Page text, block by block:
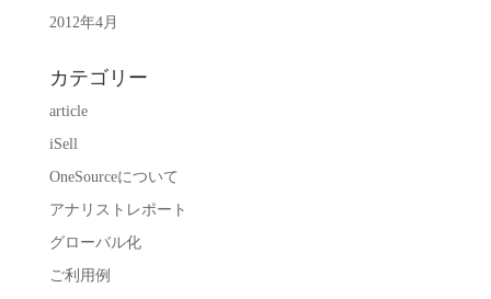
2012年4月
カテゴリー
article
iSell
OneSourceについて
アナリストレポート
グローバル化
ご利用例